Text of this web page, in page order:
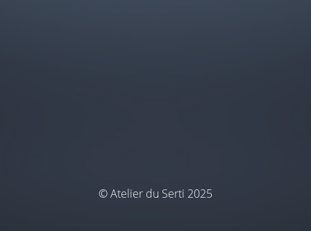
© Atelier du Serti 2025